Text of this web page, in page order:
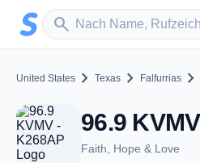
Zum Hauptinhalt springen
search
Sender suchen
United States chevron_right Texas chevron_right Falfurrias chevron_right
Faith, Hope & Love